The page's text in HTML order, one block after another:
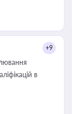
+9
в